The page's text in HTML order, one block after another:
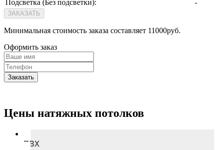
Подсветка (Без подсветки): -
ЗАКАЗАТЬ
Минимальная стоимость заказа составляет 11000руб.
Оформить заказ
Заказать
Цены натяжных потолков
ПВХ